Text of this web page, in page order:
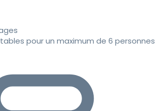
pour un maximum de 6 personnes